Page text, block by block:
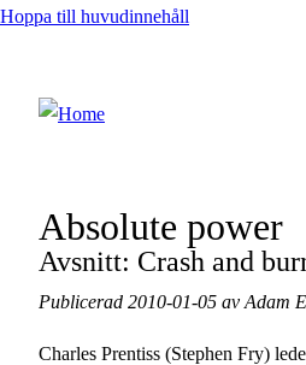
Hoppa till huvudinnehåll
Absolute power
Avsnitt: Crash and
Publicerad 2010-01-05 av Adam
Charles Prentiss (Stephen Fry)